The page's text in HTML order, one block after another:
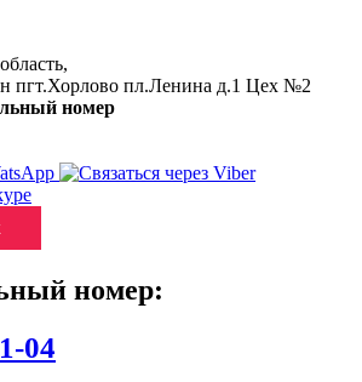
,
пгт.Хорлово пл.Ленина д.1 Цех №2
номер
номер:
04